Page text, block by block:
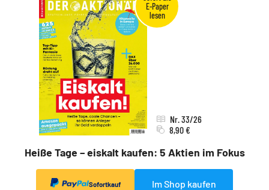
Heiße Tage – eiskalt kaufen: 5 Aktien im Fokus
Nr. 33/26
8,90 €
Sofortkauf Im Shop kaufen